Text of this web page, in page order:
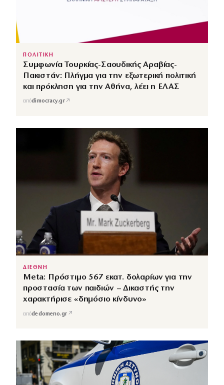
ΠΟΛΙΤΙΚΗ
Συμφωνία Τουρκίας-Σαουδικής Αραβίας-
Πακιστάν: Πλήγμα για την εξωτερική πολιτική
και πρόκληση για την Αθήνα, λέει η ΕΛΑΣ
απόdimocracy.gr↗
ΔΙΕΘΝΗ
Meta: Πρόστιμο 567 εκατ. δολαρίων για την
προστασία των παιδιών – Δικαστής την
χαρακτήρισε «δημόσιο κίνδυνο»
απόdedomeno.gr ↗